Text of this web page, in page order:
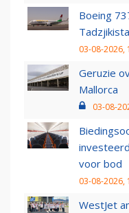
Boeing
03-08-2026,
Geruzie
Mallorca
03-08-
voor bod
03-08-2026,
WestJet